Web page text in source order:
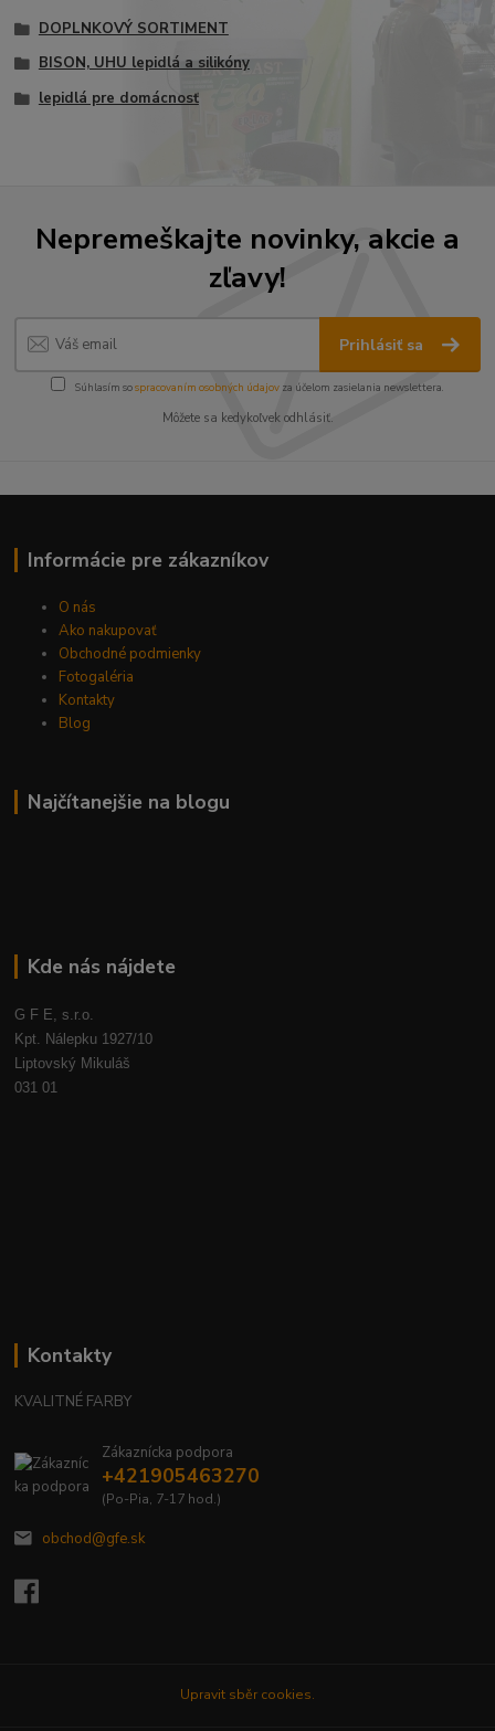
DOPLNKOVÝ SORTIMENT
BISON, UHU lepidlá a silikóny
lepidlá pre domácnosť
Nepremeškajte novinky, akcie a
zľavy!
Prihlásiť sa
Súhlasím sospracovaním osobných údajov za účelom zasielania newslettera.
Môžete sa kedykoľvek odhlásiť.
Informácie pre zákazníkov
O nás
Ako nakupovať
Obchodné podmienky
Fotogaléria
Kontakty
Blog
Najčítanejšie na blogu
Kde nás nájdete
G F E, s.r.o.
Kpt. Nálepku 1927/10
Liptovský Mikuláš
031 01
Kontakty
KVALITNÉ FARBY
Zákaznícka podpora
+421905463270
(Po-Pia, 7-17 hod.)
obchod@gfe.sk
Upravit sběr cookies.